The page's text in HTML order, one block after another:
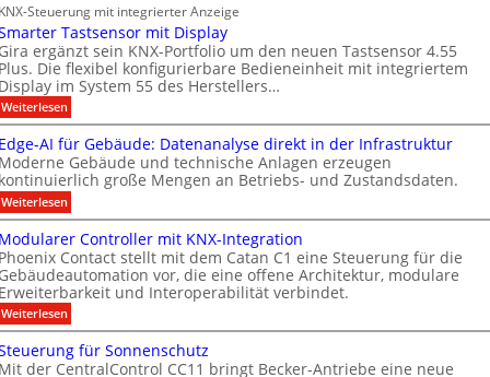
n
M
a
r
k
e
t
n
e
r
b
e
i
M
D
T
e
c
h
n
o
l
ü
h
e
s
t
e
r
k
e
n
u
n
g
m
i
a
e
r
ö
f
f
n
e
t
n
u
e
s
A
u
s
c
h
e
r
h
e
i
t
s
e
x
p
o
M
n
c
h
e
n
2
2
6
Steuerung mit integrierter Anzeige
Tastsensor mit Display
ergänzt sein KNX-Portfolio um den neuen Tastsensor 4.55
Die flexibel konfigurierbare Bedieneinheit mit integriertem
im System 55 des Herstellers…
Weiterlesen:
S
m
a
r
t
r
a
s
t
s
e
n
s
o
r
AI für Gebäude: Datenanalyse direkt in der Infrastruktur
Gebäude und technische Anlagen erzeugen
große Mengen an Betriebs- und Zustandsdaten.
Weiterlesen:
E
g
e
-
A
I
f
r
G
Controller mit KNX-Integration
Contact stellt mit dem Catan C1 eine Steuerung für die
vor, die eine offene Architektur, modulare
und Interoperabilität verbindet.
Weiterlesen:
M
d
u
für Sonnenschutz
der CentralControl CC11 bringt Becker-Antriebe eine neue